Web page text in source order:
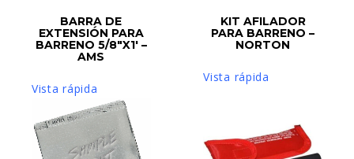
AÑADIR AL CARRITO
BARRA DE
EXTENSIÓN PARA
BARRENO 5/8″X1′ –
AMS
Vista rápida
AÑADIR AL CARRITO
KIT AFILADOR
PARA BARRENO –
NORTON
Vista rápida